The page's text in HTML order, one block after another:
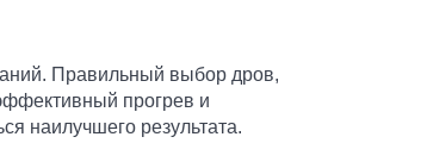
Правильный выбор дров,
прогрев и
наилучшего результата.